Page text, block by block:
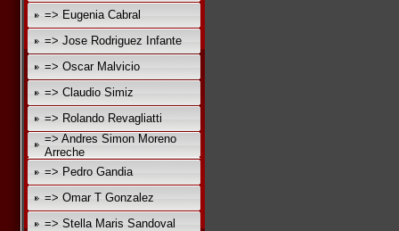
=> Eugenia Cabral
=> Jose Rodriguez Infante
=> Oscar Malvicio
=> Claudio Simiz
=> Rolando Revagliatti
=> Andres Simon Moreno
Arreche
=> Pedro Gandia
=> Omar T Gonzalez
=> Stella Maris Sandoval